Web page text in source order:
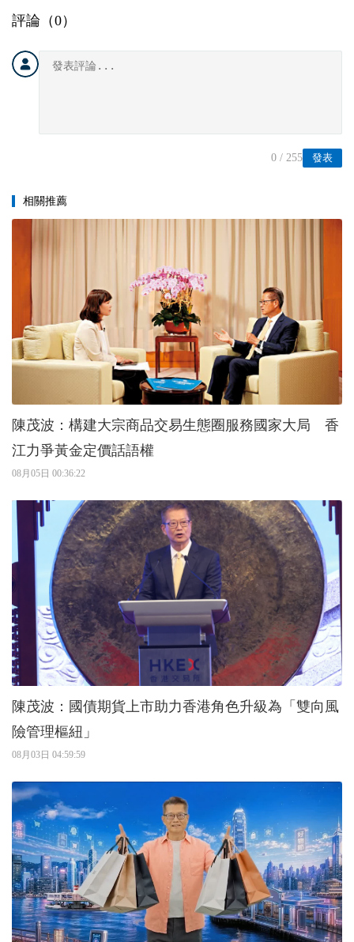
評論（0）
發表
0 / 255
相關推薦
陳茂波：構建大宗商品交易生態圈服務國家大局 香
江力爭黃金定價話語權
08月05日 00:36:22
陳茂波：國債期貨上市助力香港角色升級為「雙向風
險管理樞紐」
08月03日 04:59:59